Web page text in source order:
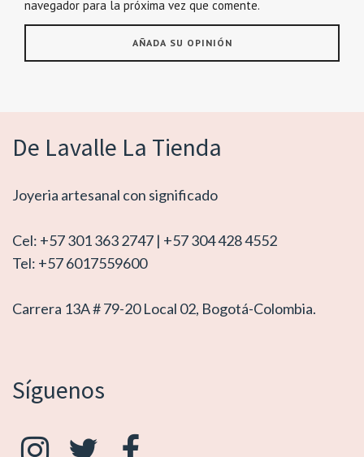
navegador para la próxima vez que comente.
De Lavalle La Tienda
Joyeria artesanal con significado
Cel: +57 301 363 2747 | +57 304 428 4552
Tel: +57 6017559600
Carrera 13A # 79-20 Local 02, Bogotá-Colombia.
Síguenos